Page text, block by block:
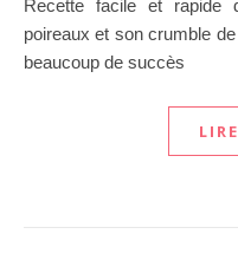
Recette facile et rapide de gratin de cabillaud avec des
poireaux et son crumble
beaucoup de succès